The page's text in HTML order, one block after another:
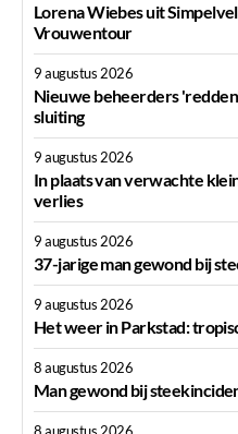
Lorena Wiebes uit
Vrouwentour
9 augustus 2026
Nieuwe beheerders
sluiting
9 augustus 2026
In plaats van verwachte
verlies
9 augustus 2026
37-jarige man gewond bij
9 augustus 2026
Het weer in Parkstad:
8 augustus 2026
Man gewond bij
8 augustus 2026